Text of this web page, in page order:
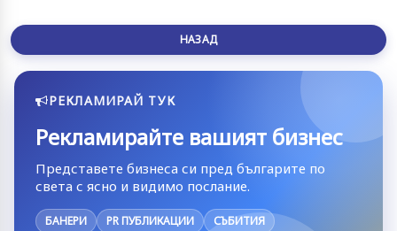
НАЗАД
РЕКЛАМИРАЙ ТУК
Рекламирайте вашият бизнес
Представете бизнеса си пред българите по
света с ясно и видимо послание.
БАНЕРИ PR ПУБЛИКАЦИИ СЪБИТИЯ